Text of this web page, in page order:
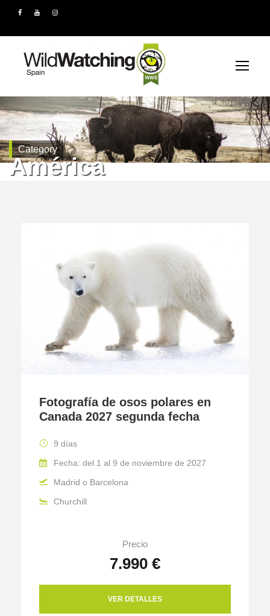
Category
América
Fotografía de osos polares en
Canada 2027 segunda fecha
9 días
Fecha: del 1 al 9 de noviembre de 2027
Madrid o Barcelona
Churchill
Precio
7.990 €
VER DETALLES